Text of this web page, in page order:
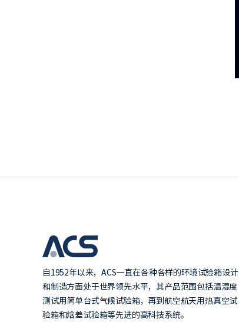
自1952年以来，ACS一直在各种各样的环境试验箱设计
和制造方面处于世界领先水平，其产品范围包括温湿度
测试用简单台式气候试验箱，再到航空航天用热真空试
验箱和焓差试验箱等先进的高科技系统。